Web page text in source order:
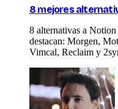
8 mejores
8 alternativas a
destacan: Morgen,
Vimcal, Reclaim y